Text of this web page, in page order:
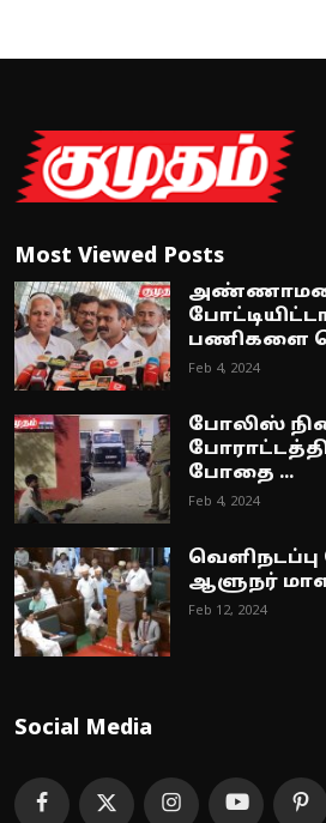
Most Viewed Posts
பணிகளை
Feb 4, 2024
போலிஸ்
போதை ...
Feb 4, 2024
ஆளுநர்
Feb 12, 2024
Social Media